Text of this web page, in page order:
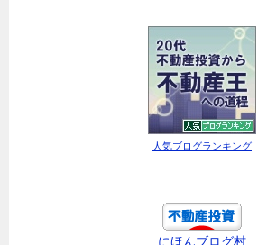
人気ブログランキング
にほんブログ村